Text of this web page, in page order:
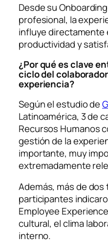
Desde su
profesional, la
influye directamente
productividad y
¿Por qué es clave
ciclo del
experiencia?
Según el estudio de
Latinoamérica, 3 de
Recursos Humanos
gestión de la
importante, muy
extremadamente
Además, más de
participantes
Employee
cultural, el clima
interno.